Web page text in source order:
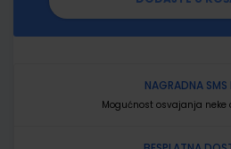
NAGRADNA SMS
Mogućnost osvajanja neke